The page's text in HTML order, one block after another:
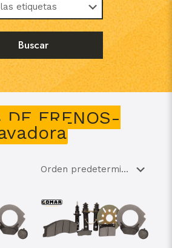
DE FRENOS-